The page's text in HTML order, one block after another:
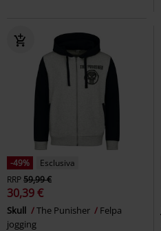
-49%
Esclusiva
RRP59,99 €
30,39 €
Skull The Punisher
Felpa
jogging